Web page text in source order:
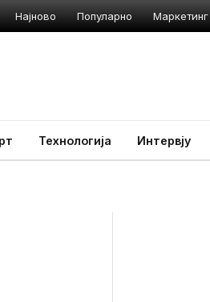
Најново Популарно Маркетинг
Технологија Интервју